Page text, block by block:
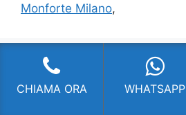
Monforte Milano,
SERRAMENTI MILANO
CHIAMA ORA WHATSAPP